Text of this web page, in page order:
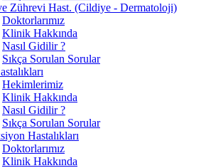
Zührevi Hast. (Cildiye - Dermatoloji)
Doktorlarımız
Klinik Hakkında
Nasıl Gidilir ?
Sıkça Sorulan Sorular
Hekimlerimiz
Klinik Hakkında
Nasıl Gidilir ?
Sıkça Sorulan Sorular
Hastalıkları
Doktorlarımız
Klinik Hakkında